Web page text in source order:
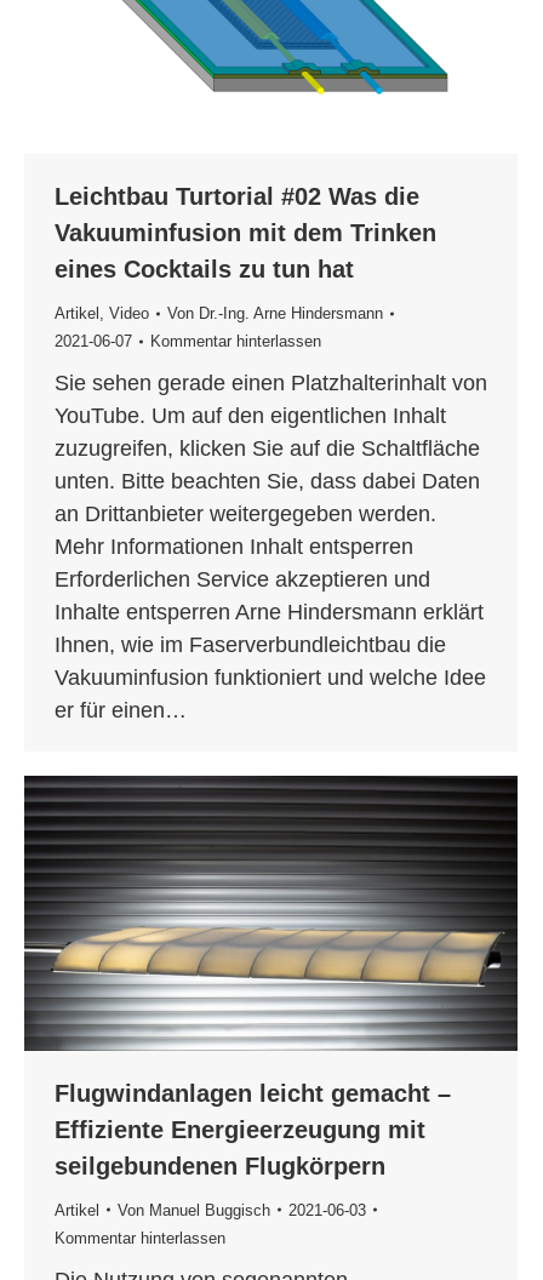
Leichtbau Turtorial #02 Was die
Vakuuminfusion mit dem Trinken
eines Cocktails zu tun hat
Artikel , Video Von Dr.-Ing. Arne Hindersmann
2021-06-07
Kommentar hinterlassen
Sie sehen gerade einen Platzhalterinhalt von
YouTube. Um auf den eigentlichen Inhalt
zuzugreifen, klicken Sie auf die Schaltfläche
unten. Bitte beachten Sie, dass dabei Daten
an Drittanbieter weitergegeben werden.
Mehr Informationen Inhalt entsperren
Erforderlichen Service akzeptieren und
Inhalte entsperren Arne Hindersmann erklärt
Ihnen, wie im Faserverbundleichtbau die
Vakuuminfusion funktioniert und welche Idee
er für einen…
Flugwindanlagen leicht gemacht –
Effiziente Energieerzeugung mit
seilgebundenen Flugkörpern
Artikel Von Manuel Buggisch
2021-06-03
Kommentar hinterlassen